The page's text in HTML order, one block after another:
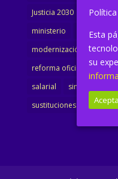
Justicia 2030
LAJ
ministerio
Ministra
modernización
reforma oficina
salarial
sindicalismo
sustituciones
Esta
su